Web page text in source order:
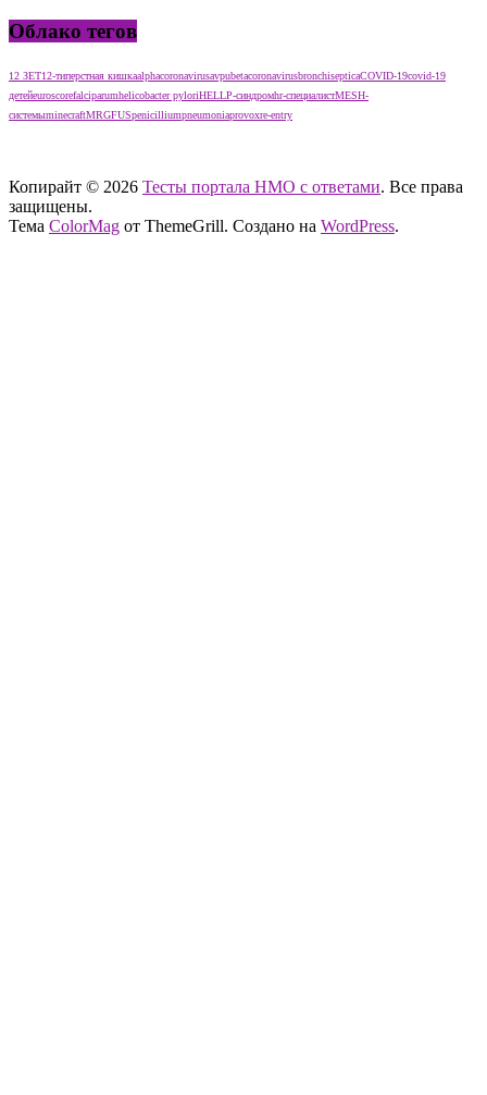
Облако тегов
12 ЗЕТ12-типерстная кишкаalphacoronavirusavpubetacoronavirusbronchisepticaCOVID-19covid-19
детейeuroscorefalciparumhelicobacter pyloriHELLP-синдромhr-специалистMESH-
системыminecraftMRGFUSpenicilliumpneumoniaprovoxre-entry
Копирайт © 2026 Тесты портала НМО с ответами. Все права
защищены.
Тема ColorMag от ThemeGrill. Создано на WordPress.